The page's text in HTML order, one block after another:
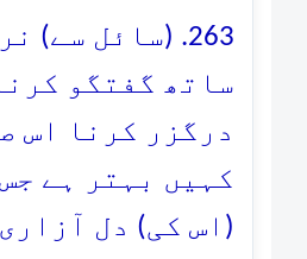
263. (سائل سے)
ساتھ گفتگو
درگزر کرنا اس
کہیں بہتر ہے
(اس کی) دل